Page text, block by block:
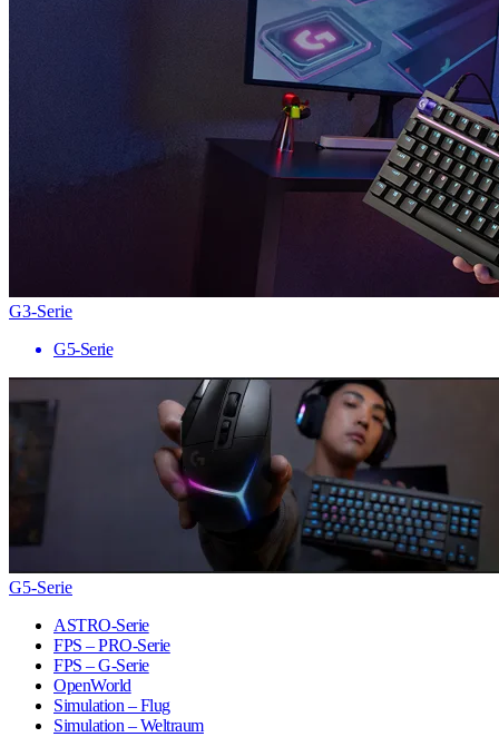
G3-Serie
G5-Serie
G5-Serie
ASTRO-Serie
FPS – PRO-Serie
FPS – G-Serie
OpenWorld
Simulation – Flug
Simulation – Weltraum